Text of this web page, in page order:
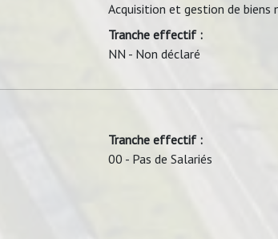
Acquisition et gestion de
Tranche effectif :
NN - Non déclaré
Tranche effectif :
00 - Pas de Salariés